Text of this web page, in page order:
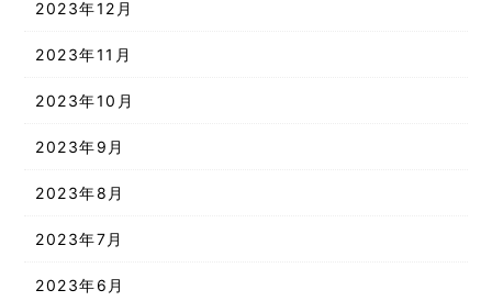
2023年12月
2023年11月
2023年10月
2023年9月
2023年8月
2023年7月
2023年6月